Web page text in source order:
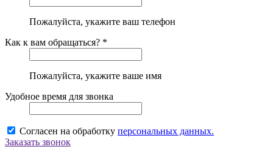
Пожалуйста, укажите ваш телефон
Как к вам обращаться? *
Пожалуйста, укажите ваше имя
Удобное время для звонка
Согласен на обработку персональных данных.
Заказать звонок